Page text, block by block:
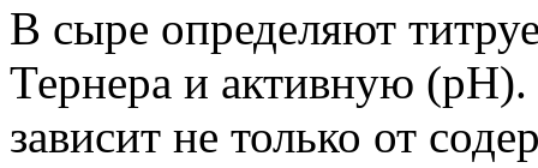
В сыре определяют
Тернера и активную (pH).
зависит не только от